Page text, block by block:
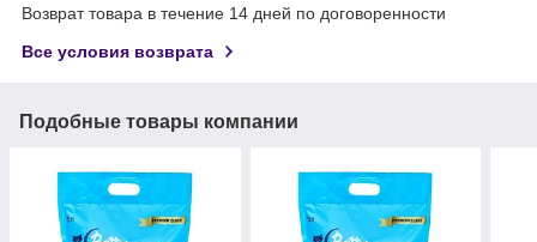
Возврат товара в течение 14 дней по договоренности
Все условия возврата
Подобные товары компании